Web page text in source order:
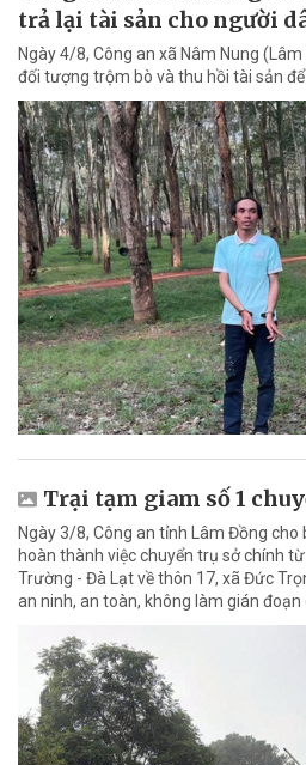
trả lại tài sản cho người
Ngày 4/8, Công an xã Nâm Nung
đối tượng trộm bò và thu hồi tài sản
Trại tạm giam số 1
Ngày 3/8, Công an tỉnh Lâm Đồng
hoàn thành việc chuyển trụ sở chính
Trường - Đà Lạt về thôn 17, xã Đức
an ninh, an toàn, không làm gián đoạn